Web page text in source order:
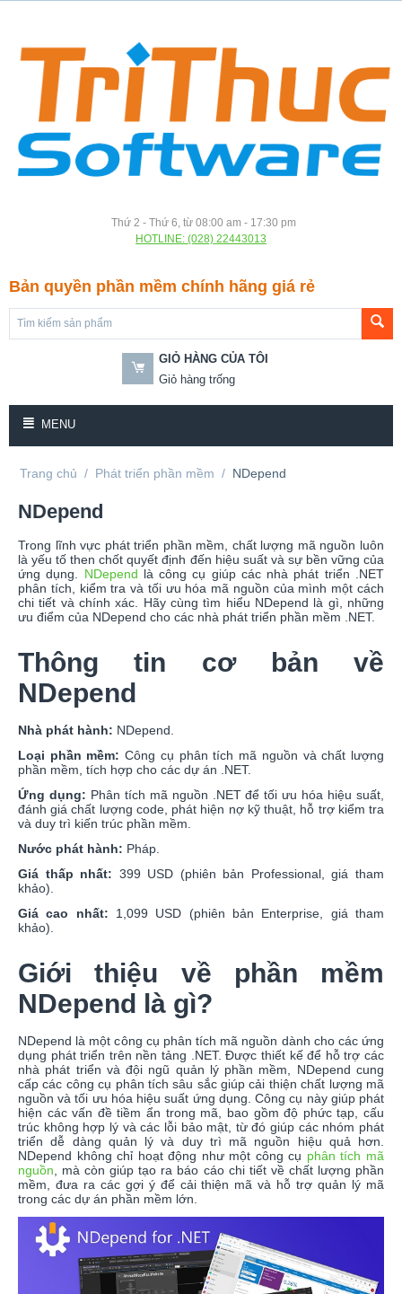
Thứ 2 - Thứ 6, từ 08:00 am - 17:30 pm
HOTLINE: (028) 22443013
Bản quyền phần mềm chính hãng giá rẻ
GIỎ HÀNG CỦA TÔI
Giỏ hàng trống
MENU
Trang chủ / Phát triển phần mềm / NDepend
NDepend
Trong lĩnh vực phát triển phần mềm, chất lượng mã nguồn luôn
là yếu tố then chốt quyết định đến hiệu suất và sự bền vững của
ứng dụng. NDepend là công cụ giúp các nhà phát triển .NET
phân tích, kiểm tra và tối ưu hóa mã nguồn của mình một cách
chi tiết và chính xác. Hãy cùng tìm hiểu NDepend là gì, những
ưu điểm của NDepend cho các nhà phát triển phần mềm .NET.
Thông tin cơ bản về
NDepend
Nhà phát hành: NDepend.
Loại phần mềm:Công cụ phân tích mã nguồn và chất lượng
phần mềm, tích hợp cho các dự án .NET.
Ứng dụng: Phân tích mã nguồn .NET để tối ưu hóa hiệu suất,
đánh giá chất lượng code, phát hiện nợ kỹ thuật, hỗ trợ kiểm tra
và duy trì kiến trúc phần mềm.
Nước phát hành: Pháp.
Giá thấp nhất: 399 USD (phiên bản Professional, giá tham
khảo).
Giá cao nhất: 1,099 USD (phiên bản Enterprise, giá tham
khảo).
Giới thiệu về phần mềm
NDepend là gì?
NDepend là một công cụ phân tích mã nguồn dành cho các ứng
dụng phát triển trên nền tảng .NET. Được thiết kế để hỗ trợ các
nhà phát triển và đội ngũ quản lý phần mềm, NDepend cung
cấp các công cụ phân tích sâu sắc giúp cải thiện chất lượng mã
nguồn và tối ưu hóa hiệu suất ứng dụng. Công cụ này giúp phát
hiện các vấn đề tiềm ẩn trong mã, bao gồm độ phức tạp, cấu
trúc không hợp lý và các lỗi bảo mật, từ đó giúp các nhóm phát
triển dễ dàng quản lý và duy trì mã nguồn hiệu quả hơn.
NDepend không chỉ hoạt động như một công cụ phân tích mã
nguồn , mà còn giúp tạo ra báo cáo chi tiết về chất lượng phần
mềm, đưa ra các gợi ý để cải thiện mã và hỗ trợ quản lý mã
trong các dự án phần mềm lớn.